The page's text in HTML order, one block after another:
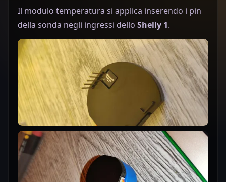
Il modulo temperatura si applica inserendo i pin
della sonda negli ingressi dello Shelly 1.